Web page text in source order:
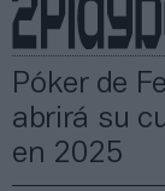
Póker de
abrirá su
en 2025